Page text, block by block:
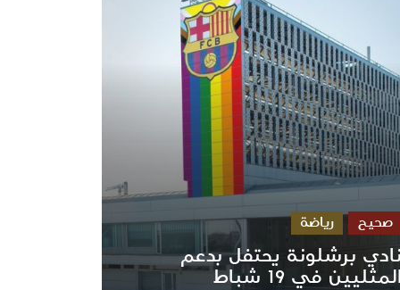
صحيح رياضة
برشلونة يحتفل بدعم
في 19 شباط